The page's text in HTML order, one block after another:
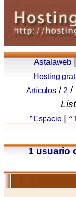
Astalaweb
Hosting
Artículos / 2 /
^Espacio
1 usuario